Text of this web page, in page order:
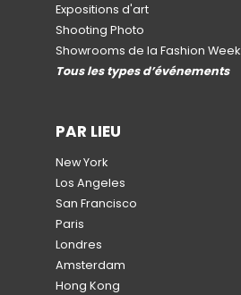
Expositions d'art
Shooting Photo
Showrooms de la Fashion Week
Tous les types d’événements
PAR LIEU
New York
Los Angeles
San Francisco
Paris
Londres
Amsterdam
Hong Kong